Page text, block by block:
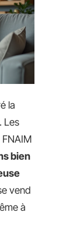
la
Les
bien
vend
à